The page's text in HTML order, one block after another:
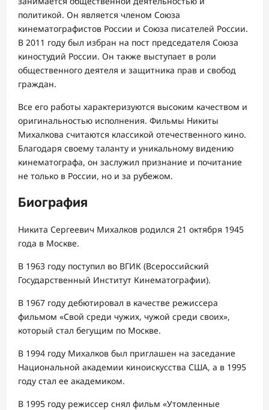
политикой. Он является членом Союза
кинематографистов России и Союза писателей России.
В 2011 году был избран на пост председателя Союза
киностудий России. Он также выступает в роли
общественного деятеля и защитника прав и свобод
граждан.
Все его работы характеризуются высоким качеством и
оригинальностью исполнения. Фильмы Никиты
Михалкова считаются классикой отечественного кино.
Благодаря своему таланту и уникальному видению
кинематографа, он заслужил признание и почитание
не только в России, но и за рубежом.
Биография
Никита Сергеевич Михалков родился 21 октября 1945
года в Москве.
В 1963 году поступил во ВГИК (Всероссийский
Государственный Институт Кинематографии).
В 1967 году дебютировал в качестве режиссера
фильмом «Свой среди чужих, чужой среди своих»,
который стал бегущим по Москве.
В 1994 году Михалков был приглашен на заседание
Национальной академии киноискусства США, а в 1995
году стал ее академиком.
В 1995 году режиссер снял фильм «Утомленные